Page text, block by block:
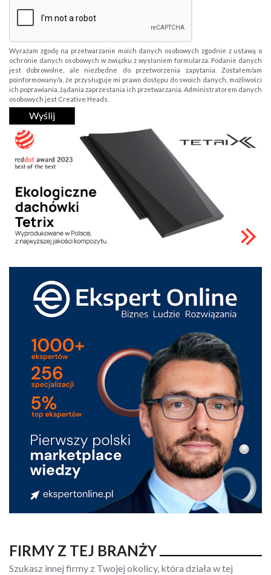
Wyrażam zgodę na przetwarzanie moich danych osobowych zgodnie z ustawą o
ochronie danych osobowych w związku z wysłaniem formularza. Podanie danych
jest dobrowolne, ale niezbędne do przetworzenia zapytania. Zostałem/am
poinformowany/a, że przysługuje mi prawo dostępu do swoich danych, możliwości
ich poprawiania, żądania zaprzestania ich przetwarzania. Administratorem danych
osobowych jest Creative Heads.
Wyślij
FIRMY Z TEJ BRANŻY
Szukasz innej firmy z Twojej okolicy, która działa w tej